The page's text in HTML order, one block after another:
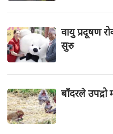
वायु प्रदूषण
सुरु
बाँदरले